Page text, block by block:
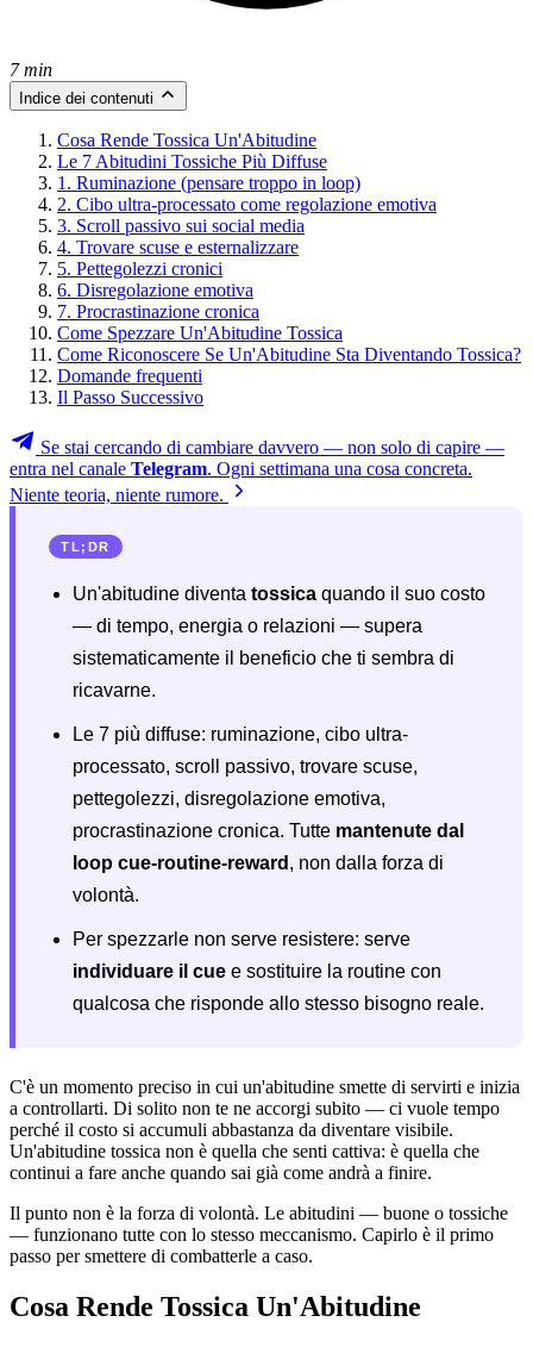
7 min
Indice dei contenuti
Cosa Rende Tossica Un'Abitudine
Le 7 Abitudini Tossiche Più Diffuse
1. Ruminazione (pensare troppo in loop)
2. Cibo ultra-processato come regolazione emotiva
3. Scroll passivo sui social media
4. Trovare scuse e esternalizzare
5. Pettegolezzi cronici
6. Disregolazione emotiva
7. Procrastinazione cronica
Come Spezzare Un'Abitudine Tossica
Come Riconoscere Se Un'Abitudine Sta Diventando Tossica?
Domande frequenti
Il Passo Successivo
Se stai cercando di cambiare davvero — non solo di capire —
entra nel canale Telegram. Ogni settimana una cosa concreta.
Niente teoria, niente rumore.
TL;DR
Un'abitudine diventa tossica quando il suo costo
— di tempo, energia o relazioni — supera
sistematicamente il beneficio che ti sembra di
ricavarne.
Le 7 più diffuse: ruminazione, cibo ultra-
processato, scroll passivo, trovare scuse,
pettegolezzi, disregolazione emotiva,
procrastinazione cronica. Tutte mantenute dal
loop cue-routine-reward , non dalla forza di
volontà.
Per spezzarle non serve resistere: serve
individuare il cue e sostituire la routine con
qualcosa che risponde allo stesso bisogno reale.
C'è un momento preciso in cui un'abitudine smette di servirti e inizia
a controllarti. Di solito non te ne accorgi subito — ci vuole tempo
perché il costo si accumuli abbastanza da diventare visibile.
Un'abitudine tossica non è quella che senti cattiva: è quella che
continui a fare anche quando sai già come andrà a finire.
Il punto non è la forza di volontà. Le abitudini — buone o tossiche
— funzionano tutte con lo stesso meccanismo. Capirlo è il primo
passo per smettere di combatterle a caso.
Cosa Rende Tossica Un'Abitudine